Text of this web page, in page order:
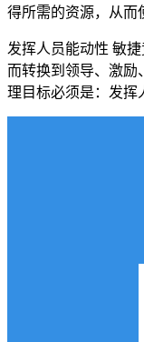
得所需的资源，从而
发挥人员能动性 敏
而转换到领导、激励
理目标必须是：发挥